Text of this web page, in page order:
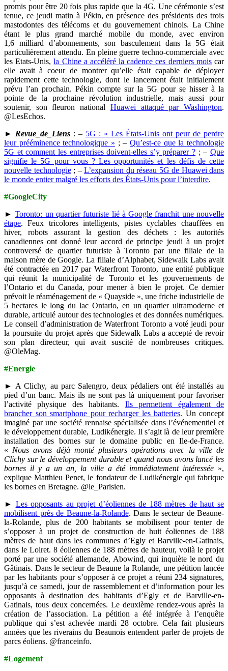
promis pour être 20 fois plus rapide que la 4G. Une cérémonie s’est
tenue, ce jeudi matin à Pékin, en présence des présidents des trois
mastodontes des télécoms et du gouvernement chinois. La Chine
étant le plus grand marché mobile du monde, avec environ
1,6 milliard d’abonnements, son basculement dans la 5G était
particulièrement attendu. En pleine guerre techno-commerciale avec
les Etats-Unis,la Chine a accéléré la cadence ces derniers moiscar
elle avait à coeur de montrer qu’elle était capable de déployer
rapidement cette technologie, dont le lancement était initialement
prévu l’an prochain. Pékin compte sur la 5G pour se hisser à la
pointe de la prochaine révolution industrielle, mais aussi pour
soutenir, son fleuron national Huawei attaqué par Washington.
@LesEchos.
► Revue_de_Liens : – 5G : « Les États-Unis ont peur de perdre
leur prééminence technologique » ; – Qu’est-ce que la technologie
5G et comment les entreprises doivent-elles s’y préparer ? ; –Que
signifie le 5G pour vous ? Les opportunités et les défis de cette
nouvelle technologie; – L’expansion du réseau 5G de Huawei dans
le monde entier malgré les efforts des États-Unis pour l’interdire.
#GoogleCity
►Toronto: un quartier futuriste lié à Google franchit une nouvelle
étape. Feux tricolores intelligents, pistes cyclables chauffées en
hiver, robots assurant la gestion des déchets : les autorités
canadiennes ont donné leur accord de principe jeudi à un projet
controversé de quartier futuriste à Toronto par une filiale de la
maison mère de Google. La filiale d’Alphabet, Sidewalk Labs avait
été contractée en 2017 par Waterfront Toronto, une entité publique
qui réunit la municipalité de Toronto et les gouvernements de
l’Ontario et du Canada, pour mener à bien le projet. Ce dernier
prévoit le réaménagement de « Quayside », une friche industrielle de
5 hectares le long du lac Ontario, en un quartier ultramoderne et
durable, articulé autour des technologies et des données numériques.
Le conseil d’administration de Waterfront Toronto a voté jeudi pour
la poursuite du projet après que Sidewalk Labs a accepté de revoir
son plan directeur, qui avait suscité de nombreuses critiques.
@OleMag.
#Energie
► A Clichy, au parc Salengro, deux pédaliers ont été installés au
pied d’un banc. Mais ils ne sont pas là uniquement pour favoriser
l’activité physique des habitants. Ils permettent également de
brancher son smartphone pour recharger les batteries. Un concept
imaginé par une société rennaise spécialisée dans l’événementiel et
le développement durable, Ludikénergie. Il s’agit là de leur première
installation des bornes sur le domaine public en Ile-de-France.
« Nous avons déjà monté plusieurs opérations avec la ville de
Clichy sur le développement durable et quand nous avons lancé les
bornes il y a un an, la ville a été immédiatement intéressée »,
explique Matthieu Penet, le fondateur de Ludikénergie qui fabrique
les bornes en Bretagne. @le_Parisien.
► Les opposants au projet d’éoliennes de 188 mètres de haut se
mobilisent près de Beaune-la-Rolande. Dans le secteur de Beaune-
la-Rolande, plus de 200 habitants se mobilisent pour tenter de
s’opposer à un projet de construction de huit éoliennes de 188
mètres de haut dans les communes d’Egly et Barville-en-Gatinais,
dans le Loiret. 8 éoliennes de 188 mètres de hauteur, voilà le projet
porté par une société allemande, Abowind, qui inquiète le nord du
Gâtinais. Dans le secteur de Beaune la Rolande, une pétition lancée
par les habitants pour s’opposer à ce projet a réuni 234 signatures,
jusqu’à ce samedi, jour de rassemblement et d’information pour les
opposants à destination des habitants d’Egly et de Barville-en-
Gatinais, tous deux concernées. Le deuxième rendez-vous après la
création de l’association. La pétition a été intégrée à l’enquête
publique qui s’est achevée mardi 28 octobre. Cela fait plusieurs
années que les riverains du Beaunois entendent parler de projets de
parcs éoliens. @franceinfo.
#Logement